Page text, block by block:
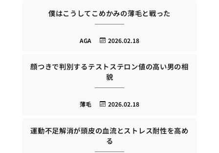
僕はこうしてこめかみの薄毛と戦った
2026.02.18
AGA
顔つきで判別するテストステロン値の高い男の相
貌
2026.02.18
薄毛
運動不足解消が頭皮の血流とストレス耐性を高め
る